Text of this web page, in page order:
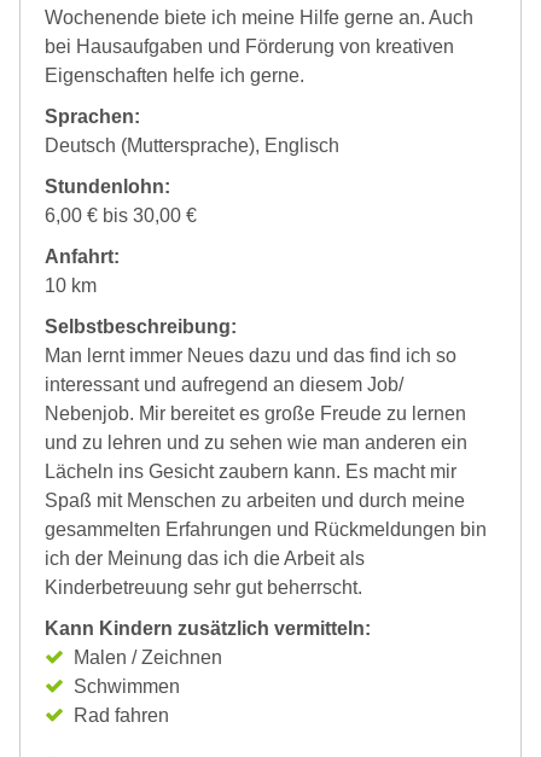
Wochenende biete ich meine Hilfe gerne an. Auch
bei Hausaufgaben und Förderung von kreativen
Eigenschaften helfe ich gerne.
Sprachen:
Deutsch (Muttersprache), Englisch
Stundenlohn:
6,00 € bis 30,00 €
Anfahrt:
10 km
Selbstbeschreibung:
Man lernt immer Neues dazu und das find ich so
interessant und aufregend an diesem Job/
Nebenjob. Mir bereitet es große Freude zu lernen
und zu lehren und zu sehen wie man anderen ein
Lächeln ins Gesicht zaubern kann. Es macht mir
Spaß mit Menschen zu arbeiten und durch meine
gesammelten Erfahrungen und Rückmeldungen bin
ich der Meinung das ich die Arbeit als
Kinderbetreuung sehr gut beherrscht.
Kann Kindern zusätzlich vermitteln:
Malen / Zeichnen
Schwimmen
Rad fahren